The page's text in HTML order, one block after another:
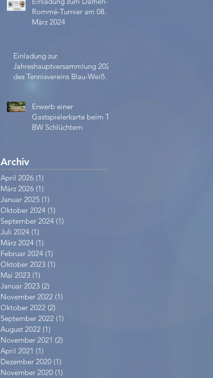
Rommé-Turnier am 08.
März 2024
Einladung zur
Jahreshauptversammlung 2023
des Tennisvereins Blau-Weiß
Erwerb einer
Gastspielerkarte beim TV
BW Schlüchtern
Archiv
April 2026 (1)
März 2026 (1)
Januar 2025 (1)
Oktober 2024 (1)
September 2024 (1)
Juli 2024 (1)
März 2024 (1)
Februar 2024 (1)
Oktober 2023 (1)
Mai 2023 (1)
Januar 2023 (2)
November 2022 (1)
Oktober 2022 (2)
September 2022 (1)
August 2022 (1)
November 2021 (2)
April 2021 (1)
Dezember 2020 (1)
November 2020 (1)